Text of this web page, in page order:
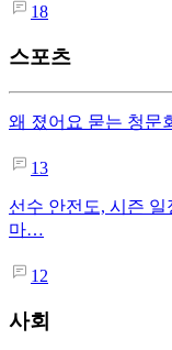
18
스포츠
왜 졌어요 묻는 청문
13
선수 안전도, 시즌
마…
12
사회